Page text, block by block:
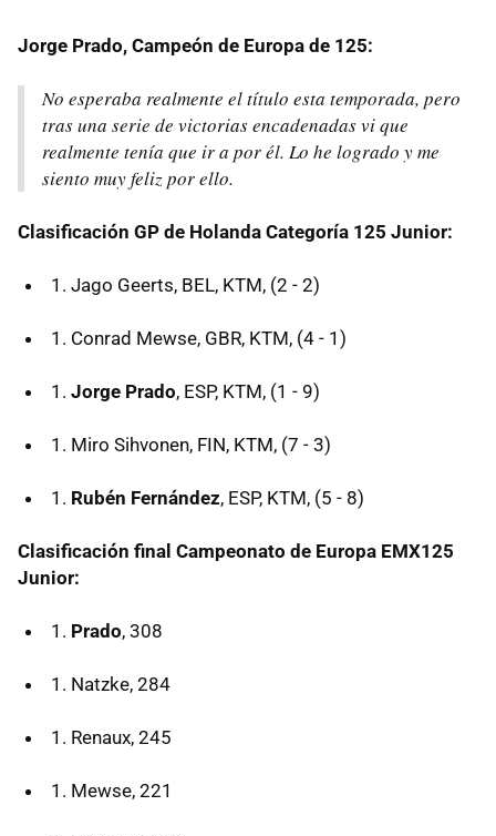
Jorge Prado, Campeón de Europa de 125:
No esperaba realmente el título esta temporada, pero
tras una serie de victorias encadenadas vi que
realmente tenía que ir a por él. Lo he logrado y me
siento muy feliz por ello.
Clasificación GP de Holanda Categoría 125 Junior:
Jago Geerts, BEL, KTM, (2 - 2)
Conrad Mewse, GBR, KTM, (4 - 1)
Jorge Prado, ESP, KTM, (1 - 9)
Miro Sihvonen, FIN, KTM, (7 - 3)
Rubén Fernández, ESP, KTM, (5 - 8)
Clasificación final Campeonato de Europa EMX125
Junior:
Prado, 308
Natzke, 284
Renaux, 245
Mewse, 221